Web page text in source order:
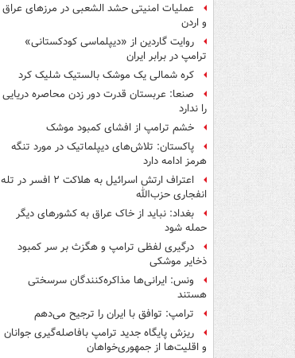
عملیات امنیتی حشد الشعبی در مرزهای عراق
و اردن
روایت گاردین از «دیپلماسی کودکستانی»
ترامپ در برابر ایران
کره شمالی یک موشک بالستیک شلیک کرد
صنعا: عربستان قدرت دور زدن محاصره دریایی
را ندارد
خشم ترامپ از افشای کمبود موشک
پاکستان: تلاش‌های دیپلماتیک در مورد تنگه
هرمز ادامه دارد
اعتراف ارتش اسرائیل به هلاکت ۲ افسر در تله
انفجاری حزب‌الله
بغداد: نباید از خاک عراق به کشورهای دیگر
حمله شود
درگیری لفظی ترامپ و هگزث بر سر کمبود
ذخایر موشکی
ونس: ایرانی‌ها مذاکره‌کنندگان سرسختی
هستند
ترامپ: توافق با ایران را ترجیح می‌دهم
ریزش پایگاه جدید ترامپ بافاصله‌گیری جوانان
و اقلیت‌ها از جمهوری‌خواهان